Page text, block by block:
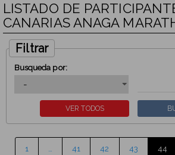
LISTADO DE
CANARIAS ANAGA
Filtrar
Busqueda por:
1 41 42 43 44